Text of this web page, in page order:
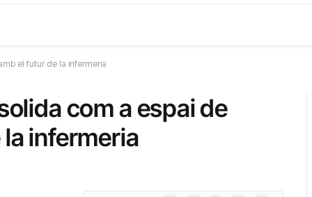
el futur de la infermeria
com a espai de
infermeria